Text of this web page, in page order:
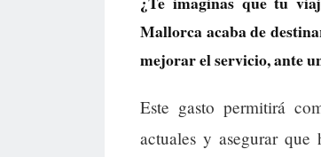
Mallorca acaba de
mejorar el servicio, ante
Este gasto permitirá
actuales y asegurar